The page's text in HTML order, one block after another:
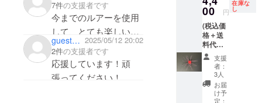
7件の支援者です
今までのルアーを使用
して、とても楽しい釣
りが出来ているので、
今回のケムコロウッド
にも期待しています。
guest29cd04d21f54 2025/05/12 20:02
2件の支援者です
応援しています！頑
張ってください！
ウッド
製
MADE
IN
JAPAN
00 円
在庫な
し
(税込価
格＋送
料代込
み） ケ
ムコロ
ウッド
1.8 ＃０
３ ピ
ンク サ
支援
者：
3人
お届
け予
定：